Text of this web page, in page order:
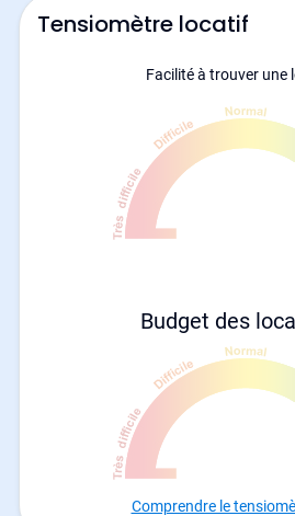
Tensiomètre locatif
Facilité à trouver une
Budget des
Comprendre le